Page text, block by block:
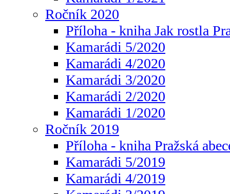
Ročník 2020
Příloha - kniha Jak rostla
Kamarádi 5/2020
Kamarádi 4/2020
Kamarádi 3/2020
Kamarádi 2/2020
Kamarádi 1/2020
Ročník 2019
Příloha - kniha Pražská
Kamarádi 5/2019
Kamarádi 4/2019